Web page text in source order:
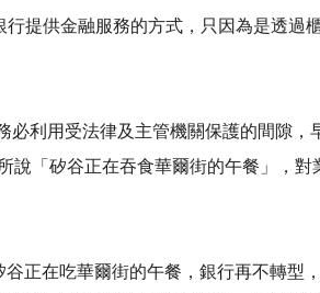
提供金融服務的方式，只因為是透過
必利用受法律及主管機關保護的間隙，
說「矽谷正在吞食華爾街的午餐」，對
正在吃華爾街的午餐，銀行再不轉型，